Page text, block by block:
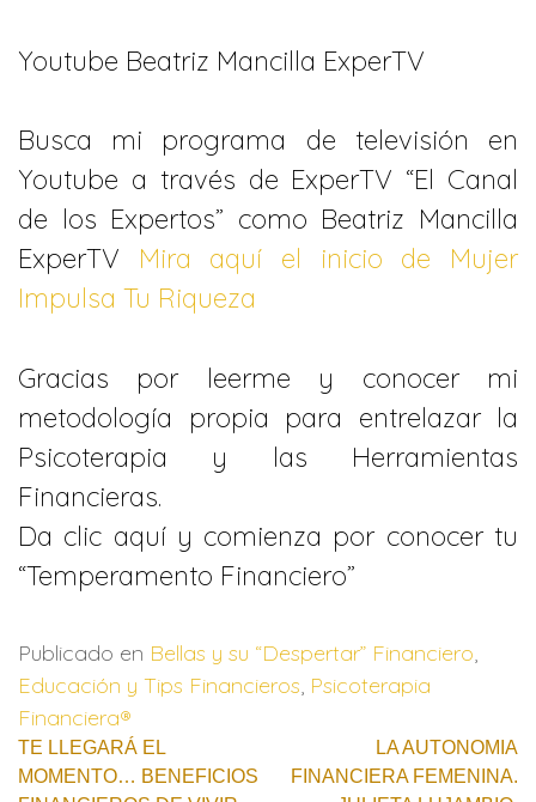
Youtube Beatriz Mancilla ExperTV
Busca mi programa de televisión en
Youtube a través de ExperTV “El Canal
de los Expertos” como Beatriz Mancilla
ExperTV Mira aquí el inicio de Mujer
Impulsa Tu Riqueza
Gracias por leerme y conocer mi
metodología propia para entrelazar la
Psicoterapia y las Herramientas
Financieras.
Da clic aquí y comienza por conocer tu
“Temperamento Financiero”
Publicado en Bellas y su “Despertar” Financiero,
Educación y Tips Financieros, Psicoterapia
Financiera®
Navegación
TE LLEGARÁ EL
MOMENTO… BENEFICIOS
LA AUTONOMIA
FINANCIERA FEMENINA.